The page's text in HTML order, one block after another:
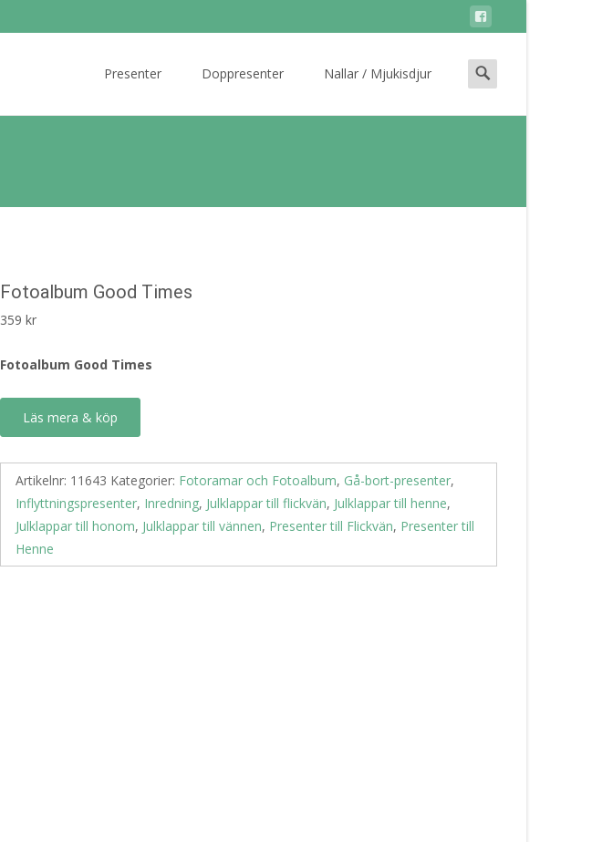
Presenter Doppresenter Nallar / Mjukisdjur
Search
for:
Fotoalbum Good Times
359 kr
Fotoalbum Good Times
Läs mera & köp
Artikelnr: 11643 Kategorier: Fotoramar och Fotoalbum, Gå-bort-presenter,
Inflyttningspresenter, Inredning, Julklappar till flickvän, Julklappar till henne,
Julklappar till honom, Julklappar till vännen, Presenter till Flickvän, Presenter till
Henne